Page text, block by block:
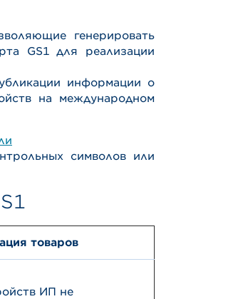
генерировать
GS1 для реализации
информации о
на международном
символов или
товаров
ИП не